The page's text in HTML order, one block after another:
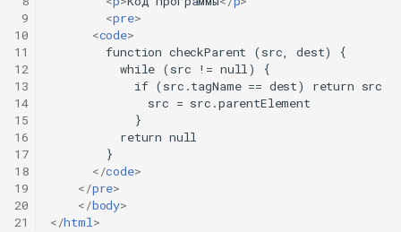
9
10
11
12
13
14
15
16
17
18
19
20
21
<pre>
<code>
        function checkParent (src, dest) {
          while (src != null) {
            if (src.tagName == dest) return src
              src = src.parentElement
            }
          return null
        }
</code>
</pre>
</body>
</html>